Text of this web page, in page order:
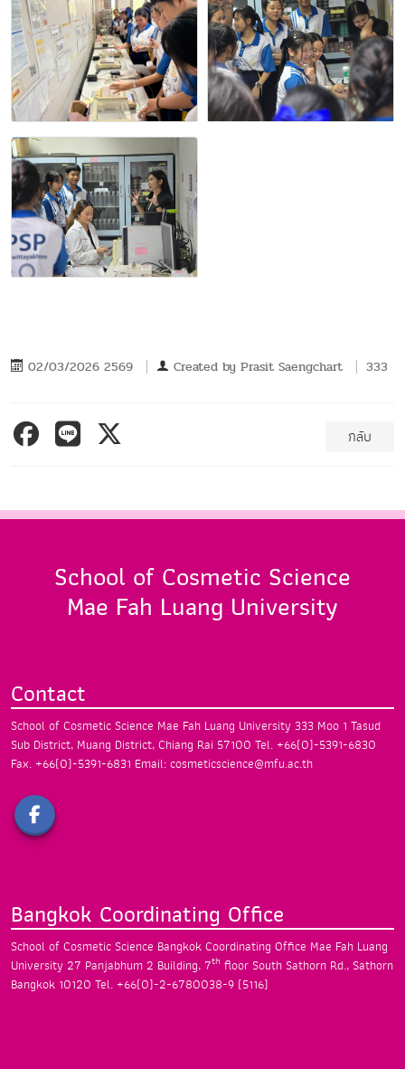
02/03/2026 2569 Created by Prasit Saengchart 333
กลับ
School of Cosmetic Science
Mae Fah Luang University
Contact
School of Cosmetic Science Mae Fah Luang University 333 Moo 1 Tasud
Sub District, Muang District,Chiang Rai 57100 Tel. +66(0)-5391-6830
Fax. +66(0)-5391-6831 Email: cosmeticscience@mfu.ac.th
Bangkok Coordinating Office
School of Cosmetic Science BangkokCoordinating Office Mae Fah Luang
University 27 Panjabhum 2 Building, 7th floor South Sathorn Rd., Sathorn
Bangkok 10120 Tel. +66(0)-2-6780038-9 (5116)